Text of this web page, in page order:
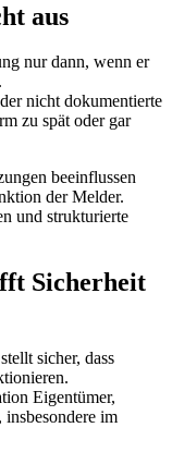
aus
nur dann, wenn er
nicht dokumentierte
zu spät oder gar
beeinflussen
der Melder.
und strukturierte
Sicherheit
sicher, dass
Eigentümer,
im